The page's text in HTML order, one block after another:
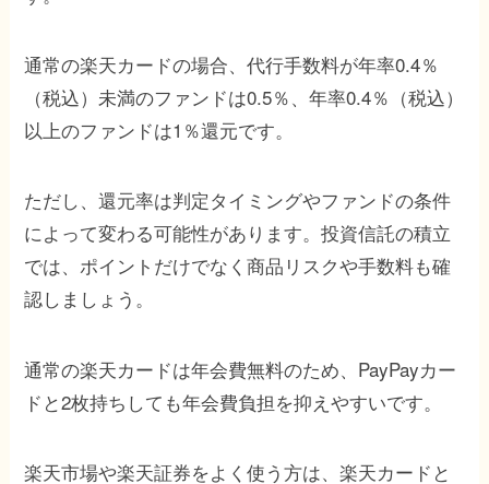
通常の楽天カードの場合、代行手数料が年率0.4％
（税込）未満のファンドは0.5％、年率0.4％（税込）
以上のファンドは1％還元です。
ただし、還元率は判定タイミングやファンドの条件
によって変わる可能性があります。投資信託の積立
では、ポイントだけでなく商品リスクや手数料も確
認しましょう。
通常の楽天カードは年会費無料のため、PayPayカー
ドと2枚持ちしても年会費負担を抑えやすいです。
楽天市場や楽天証券をよく使う方は、楽天カードと